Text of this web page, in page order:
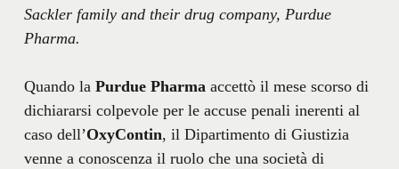
Sackler family and their drug company, Purdue
Pharma.
Quando la Purdue Pharma accettò il mese scorso di
dichiararsi colpevole per le accuse penali inerenti al
caso dell’OxyContin, il Dipartimento di Giustizia
venne a conoscenza il ruolo che una società di